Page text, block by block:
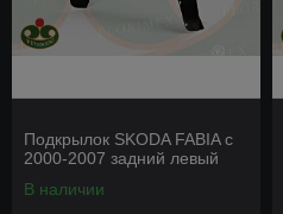
Подкрылок SKODA FABIA с
2000-2007 задний левый
В наличии